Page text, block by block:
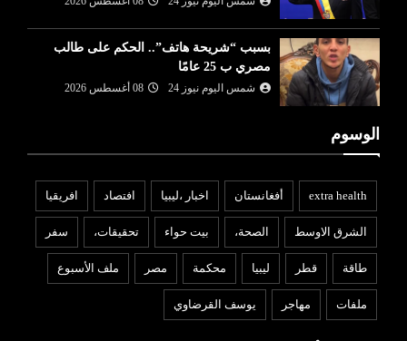
بسبب “شريحة هاتف”.. الحكم على طالب
مصري ب 25 عامًا
شمس اليوم نيوز 24 08 أغسطس 2026
الوسوم
extra health أفغانستان اخبار ،ليبيا افتصاد افريقيا
الشرق الاوسط الصحة، بيت حواء تحقيقات، سفر
طاقة قطر ليبيا محكمة مصر ملف الأسبوع
ملفات مهاجر يوسف القرضاوي